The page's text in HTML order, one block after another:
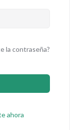
la contraseña?
ahora